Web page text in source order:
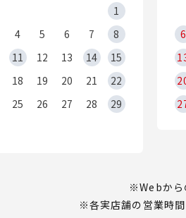
1
4 5 6 7
8
11 12 13 14
15
18 19 20 21
22
25 26 27 28
29
6
※Webから
※各実店舗の営業時